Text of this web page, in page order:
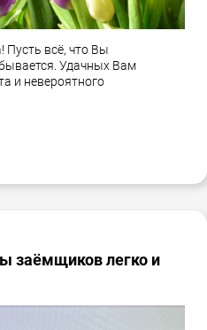
Пусть всё, что Вы
Удачных Вам
и невероятного
заёмщиков легко и